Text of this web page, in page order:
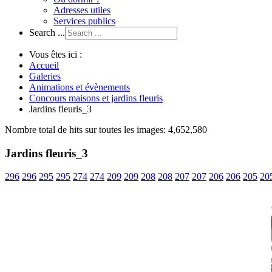
Adresses utiles
Services publics
Search ...
Vous êtes ici :
Accueil
Galeries
Animations et évènements
Concours maisons et jardins fleuris
Jardins fleuris_3
Nombre total de hits sur toutes les images: 4,652,580
Jardins fleuris_3
296 296 295 295 274 274 209 209 208 208 207 207 206 206 205